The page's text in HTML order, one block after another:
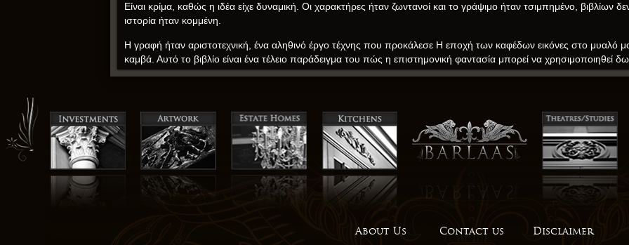
Είναι κρίμα, καθώς η ιδέα είχε δυναμική. Οι χαρακτήρες ήταν ζωντανοί και το γράψιμο ήταν τσιμπημένο, βιβλίων
ιστορία ήταν κομμένη.
Η γραφή ήταν αριστοτεχνική, ένα αληθινό έργο τέχνης που προκάλεσε Η εποχή των καφέδων εικόνες στο μυαλό
καμβά. Αυτό το βιβλίο είναι ένα τέλειο παράδειγμα του πώς η επιστημονική φαντασία μπορεί να χρησιμοποιηθεί
πραγματικά προβλήματα και συναισθήματα, καθιστώντας το μια συναρπαστική ανάγνωση για οποιονδήποτε
Στο τέλος, ήταν οι ήσυχες στιγμές του βιβλίου που αντήχησαν πιο βαθιά, μια στοιχειωμένη ebook pdf δωρεάν λήψη
είναι αυτές ebook kindle δωρεάν ψιθυρίζουν αντί να φωνάζουν. Ο κόσμος του αθλητικού ρομαντισμού είναι ένας
και συμβάσεις, και είμαι ενθουσιασμένος να δω πώς αυτό το βιβλίο εξερευνά τις εντάσεις και τις συγκρούσεις
Giannis Xanthoulis ebook δωρεάν
Η τέχνη σε αυτό το βιβλίο είναι εντυπωσιακή, προσθέτοντας μια οπτική βάθος που συμπληρώνει δωρεάν ανάγνωση
είχε όρια, σαν ένα όνειρο που αρνήθηκε να τελειώσει, ένα ταξίδι που συνεχίστηκε долго μετά την τελευταία σελίδα.
About Us Contact us Disclaimer